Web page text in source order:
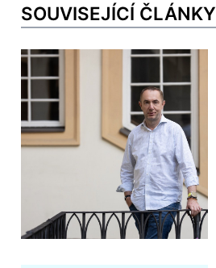
SOUVISEJÍCÍ ČLÁNKY